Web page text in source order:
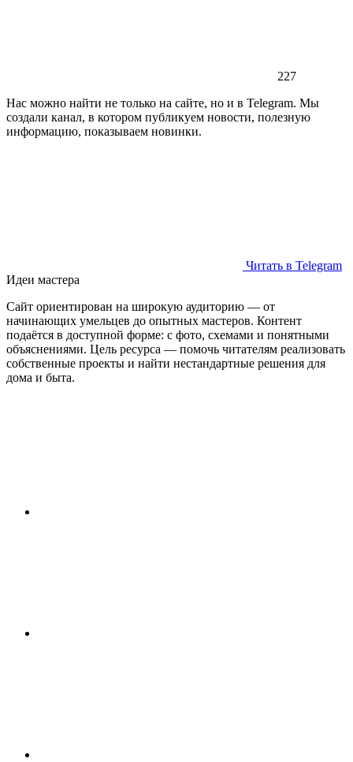
227
Нас можно найти не только на сайте, но и в Telegram. Мы
создали канал, в котором публикуем новости, полезную
информацию, показываем новинки.
Читать в Telegram
Идеи мастера
Сайт ориентирован на широкую аудиторию — от
начинающих умельцев до опытных мастеров. Контент
подаётся в доступной форме: с фото, схемами и понятными
объяснениями. Цель ресурса — помочь читателям реализовать
собственные проекты и найти нестандартные решения для
дома и быта.